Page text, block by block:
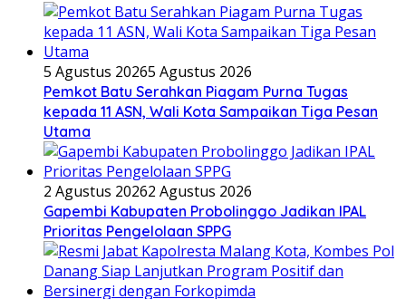
5 Agustus 20265 Agustus 2026
Pemkot Batu Serahkan Piagam Purna Tugas
kepada 11 ASN, Wali Kota Sampaikan Tiga Pesan
Utama
2 Agustus 20262 Agustus 2026
Gapembi Kabupaten Probolinggo Jadikan IPAL
Prioritas Pengelolaan SPPG